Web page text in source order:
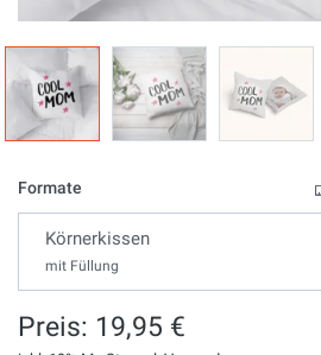
Formate
Körnerkissen
mit Füllung
Preis: 19,95 €